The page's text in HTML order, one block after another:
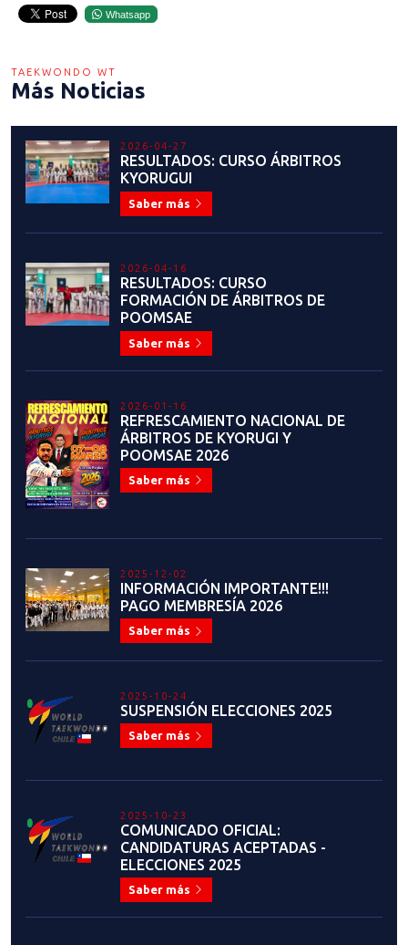
Whatsapp
TAEKWONDO WT
Más Noticias
2026-04-27
RESULTADOS: CURSO ÁRBITROS
KYORUGUI
Saber más
2026-04-16
RESULTADOS: CURSO
FORMACIÓN DE ÁRBITROS DE
POOMSAE
Saber más
2026-01-16
REFRESCAMIENTO NACIONAL DE
ÁRBITROS DE KYORUGI Y
POOMSAE 2026
Saber más
2025-12-02
INFORMACIÓN IMPORTANTE!!!
PAGO MEMBRESÍA 2026
Saber más
2025-10-24
SUSPENSIÓN ELECCIONES 2025
Saber más
2025-10-23
COMUNICADO OFICIAL:
CANDIDATURAS ACEPTADAS -
ELECCIONES 2025
Saber más